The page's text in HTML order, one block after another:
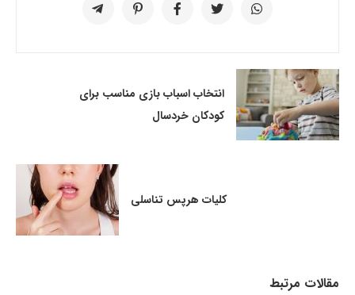
انتخاب اسباب‌ بازی مناسب برای
کودکان خردسال
کلیات هرپس تناسلی
مقالات مرتبط